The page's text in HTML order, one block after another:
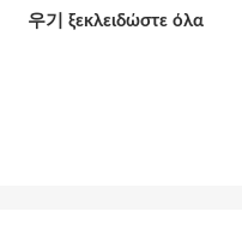
우기 ξεκλειδώστε όλα